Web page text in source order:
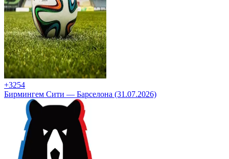
+3254
Бирмингем Сити — Барселона (31.07.2026)